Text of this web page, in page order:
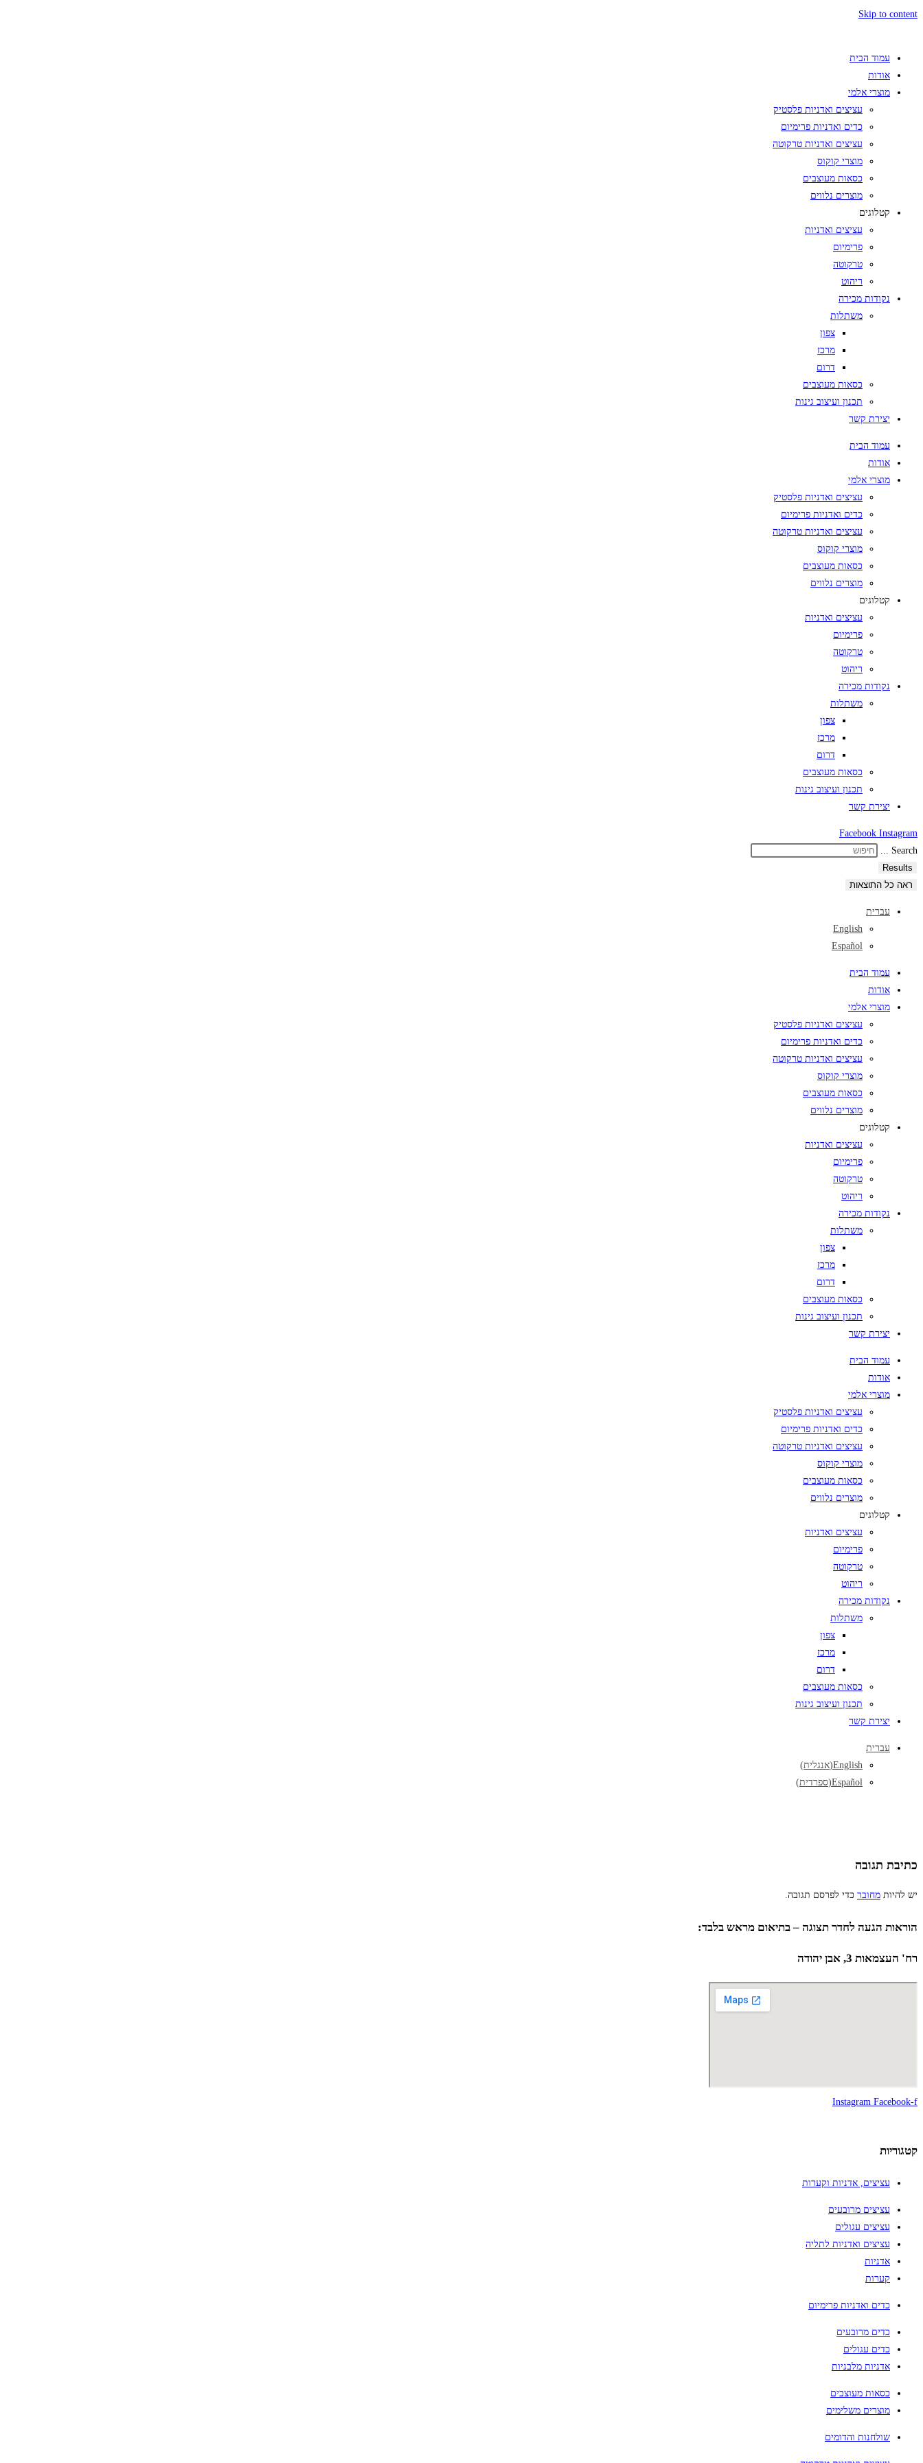
Skip to content
עמוד הבית
אודות
מוצרי אלמי
עציצים ואדניות פלסטיק
כדים ואדניות פרימיום
עציצים ואדניות טרקוטה
מוצרי קוקוס
כסאות מעוצבים
מוצרים נלווים
קטלוגים
עציצים ואדניות
פרימיום
טרקוטה
ריהוט
נקודות מכירה
משתלות
צפון
מרכז
דרום
כסאות מעוצבים
תכנון ועיצוב גינות
יצירת קשר
עמוד הבית
אודות
מוצרי אלמי
עציצים ואדניות פלסטיק
כדים ואדניות פרימיום
עציצים ואדניות טרקוטה
מוצרי קוקוס
כסאות מעוצבים
מוצרים נלווים
קטלוגים
עציצים ואדניות
פרימיום
טרקוטה
ריהוט
נקודות מכירה
משתלות
צפון
מרכז
דרום
כסאות מעוצבים
תכנון ועיצוב גינות
יצירת קשר
Facebook Instagram
Search ...
Results
ראה כל התוצאות
עברית
English
Español
עמוד הבית
אודות
מוצרי אלמי
עציצים ואדניות פלסטיק
כדים ואדניות פרימיום
עציצים ואדניות טרקוטה
מוצרי קוקוס
כסאות מעוצבים
מוצרים נלווים
קטלוגים
עציצים ואדניות
פרימיום
טרקוטה
ריהוט
נקודות מכירה
משתלות
צפון
מרכז
דרום
כסאות מעוצבים
תכנון ועיצוב גינות
יצירת קשר
עמוד הבית
אודות
מוצרי אלמי
עציצים ואדניות פלסטיק
כדים ואדניות פרימיום
עציצים ואדניות טרקוטה
מוצרי קוקוס
כסאות מעוצבים
מוצרים נלווים
קטלוגים
עציצים ואדניות
פרימיום
טרקוטה
ריהוט
נקודות מכירה
משתלות
צפון
מרכז
דרום
כסאות מעוצבים
תכנון ועיצוב גינות
יצירת קשר
עברית
English
(אנגלית)
Español
(ספרדית)
כתיבת תגובה
יש להיות מחובר כדי לפרסם תגובה.
הוראות הגעה לחדר תצוגה – בתיאום מראש בלבד:
רח' העצמאות 3, אבן יהודה
Instagram Facebook-f
קטגוריות
עציצים, אדניות וקערות
עציצים מרובעים
עציצים עגולים
עציצים ואדניות לתליה
אדניות
קערות
כדים ואדניות פרימיום
כדים מרובעים
כדים עגולים
אדניות מלבניות
כסאות מעוצבים
מוצרים משלימים
שולחנות והדומים